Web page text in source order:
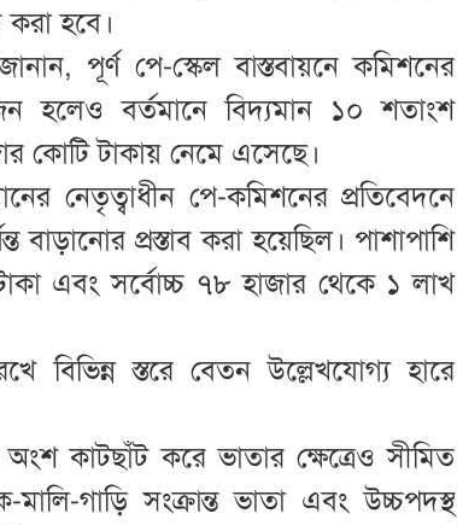
করা হবে।
পূর্ণ পে-স্কেল বাস্তবায়নে কমিশনের
হলেও বর্তমানে বিদ্যমান ১০ শতাংশ
কোটি টাকায় নেমে এসেছে।
নেতৃত্বাধীন পে-কমিশনের প্রতিবেদনে
প্রস্তাব করা হয়েছিল। পাশাপাশি
এবং সর্বোচ্চ ৭৮ হাজার থেকে ১ লাখ
বিভিন্ন স্তরে বেতন উল্লেখযোগ্য হারে
কাটছাঁট করে ভাতার ক্ষেত্রেও সীমিত
গাড়ি সংক্রান্ত ভাতা এবং উচ্চপদস্থ